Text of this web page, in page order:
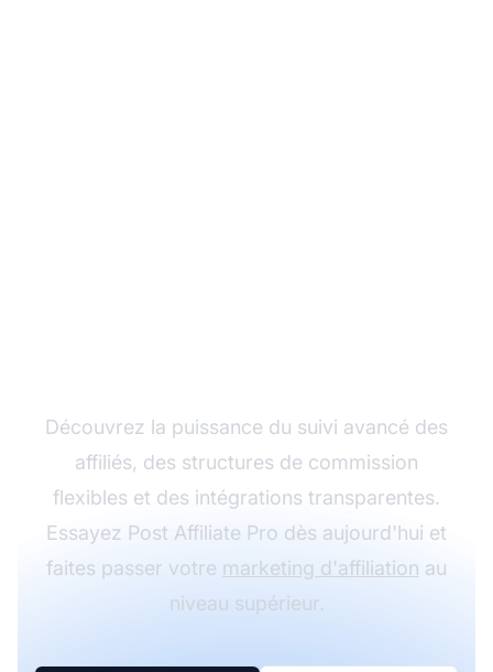
Découvrez la puissance du suivi avancé des
affiliés, des structures de commission
flexibles et des intégrations transparentes.
Essayez Post Affiliate Pro dès aujourd'hui et
faites passer votre marketing d'affiliation au
niveau supérieur.